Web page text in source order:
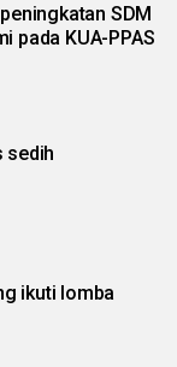
SDM
pada KUA-PPAS
sedih
ikuti lomba